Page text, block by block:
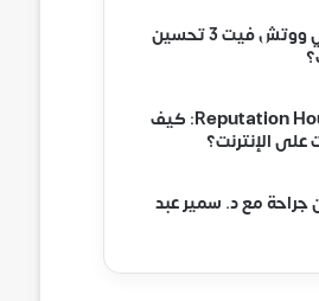
هل يمكن لساعة هواوي ووتش فيت 3 تحسين
إدارة سمعة الشركة Reputation House: كيف
الإنترنت؟
جراحة مع د. سمير عبد